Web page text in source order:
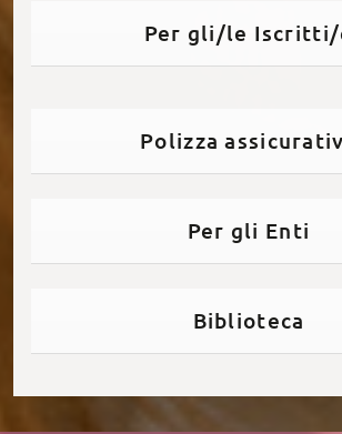
Per gli/le Iscritti/
Polizza
Per gli Enti
Biblioteca